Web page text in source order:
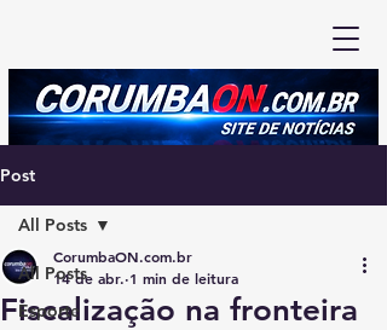
Post
All Posts
Esporte
All Posts
Fiscalização na fronteira
CorumbaON.com.br
14 de abr. 1 min de leitura